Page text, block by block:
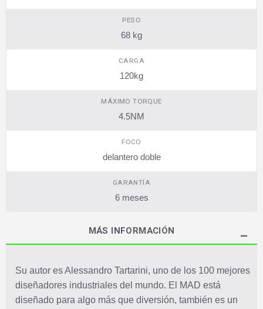
PESO
68 kg
CARGA
120kg
MÁXIMO TORQUE
4.5NM
FOCO
delantero doble
GARANTÍA
6 meses
MÁS INFORMACIÓN
Su autor es Alessandro Tartarini, uno de los 100 mejores
diseñadores industriales del mundo. El MAD está
diseñado para algo más que diversión, también es un